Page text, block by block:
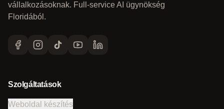
vállalkozásoknak. Full-service AI ügynökség
Floridából.
Szolgáltatások
Weboldal készítés